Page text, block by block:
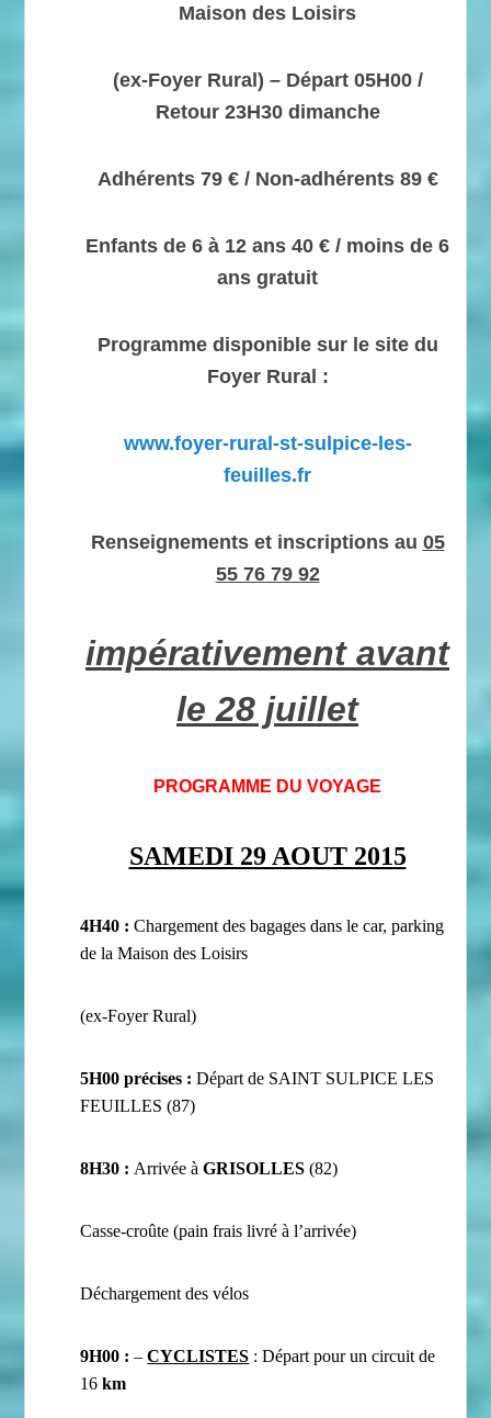
Maison des Loisirs
(ex-Foyer Rural) – Départ 05H00 /
Retour 23H30 dimanche
Adhérents 79 € / Non-adhérents 89 €
Enfants de 6 à 12 ans 40 € / moins de 6
ans gratuit
Programme disponible sur le site du
Foyer Rural :
www.foyer-rural-st-sulpice-les-
feuilles.fr
Renseignements et inscriptions au 05
55 76 79 92
impérativement avant
le 28 juillet
PROGRAMME DU VOYAGE
SAMEDI 29 AOUT 2015
4H40 :Chargement des bagages dans le car, parking
de la Maison des Loisirs
(ex-Foyer Rural)
5H00 précises :Départ de SAINT SULPICE LES
FEUILLES (87)
8H30 : Arrivée àGRISOLLES (82)
Casse-croûte (pain frais livré à l’arrivée)
Déchargement des vélos
9H00 : –CYCLISTES : Départ pour un circuit de
16 km